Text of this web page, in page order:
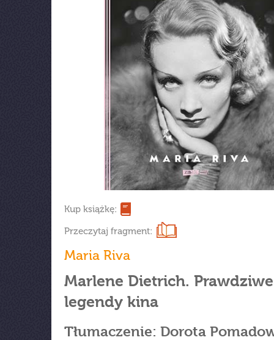
Kup książkę:
Przeczytaj fragment:
Maria Riva
Marlene Dietrich.
legendy kina
Tłumaczenie: Dorota